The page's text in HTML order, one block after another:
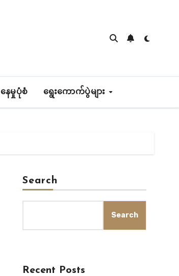
နေမှုပုံစံ ရွေးကောက်ပွဲများ
Search
Search
Recent Posts